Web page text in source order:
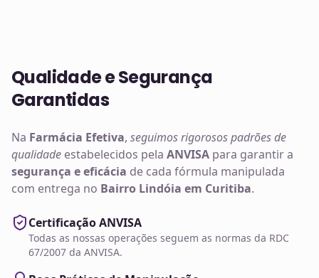
Qualidade e Segurança
Garantidas
Na Farmácia Efetiva, seguimos rigorosos padrões de
qualidade estabelecidos pela ANVISA para garantir a
segurança e eficácia de cada fórmula manipulada
com entrega no Bairro Lindóia em Curitiba.
Certificação ANVISA
Todas as nossas operações seguem as normas da RDC
67/2007 da ANVISA.